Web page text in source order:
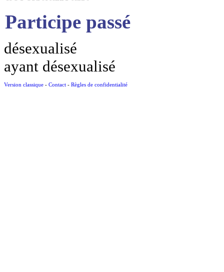
Participe passé
désexualisé
ayant désexualisé
Version classique - Contact - Règles de confidentialité